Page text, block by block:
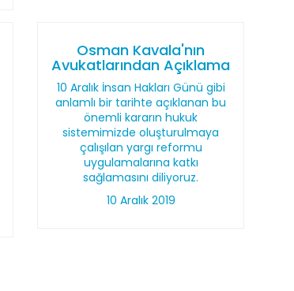
Osman Kavala'nın
Avukatlarından Açıklama
10 Aralık İnsan Hakları Günü gibi
anlamlı bir tarihte açıklanan bu
önemli kararın hukuk
sistemimizde oluşturulmaya
çalışılan yargı reformu
uygulamalarına katkı
sağlamasını diliyoruz.
10 Aralık 2019